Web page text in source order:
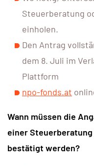
Steuerberatung
einholen.
Den Antrag
dem 8. Juli im
Plattform
npo-fonds.at
Wann müssen die
einer
bestätigt werden?